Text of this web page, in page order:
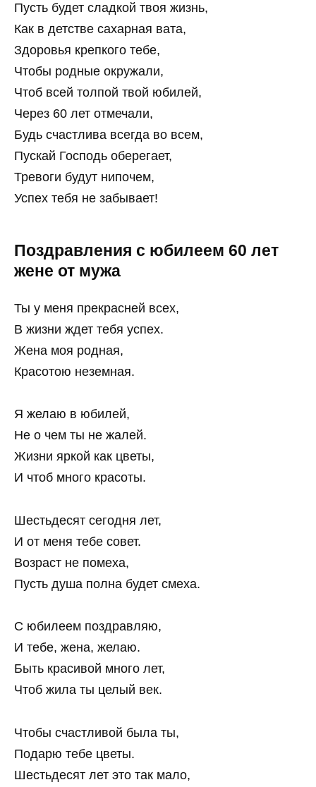
Пусть будет сладкой твоя жизнь,
Как в детстве сахарная вата,
Здоровья крепкого тебе,
Чтобы родные окружали,
Чтоб всей толпой твой юбилей,
Через 60 лет отмечали,
Будь счастлива всегда во всем,
Пускай Господь оберегает,
Тревоги будут нипочем,
Успех тебя не забывает!
Поздравления с юбилеем 60 лет
жене от мужа
Ты у меня прекрасней всех,
В жизни ждет тебя успех.
Жена моя родная,
Красотою неземная.
Я желаю в юбилей,
Не о чем ты не жалей.
Жизни яркой как цветы,
И чтоб много красоты.
Шестьдесят сегодня лет,
И от меня тебе совет.
Возраст не помеха,
Пусть душа полна будет смеха.
С юбилеем поздравляю,
И тебе, жена, желаю.
Быть красивой много лет,
Чтоб жила ты целый век.
Чтобы счастливой была ты,
Подарю тебе цветы.
Шестьдесят лет это так мало,